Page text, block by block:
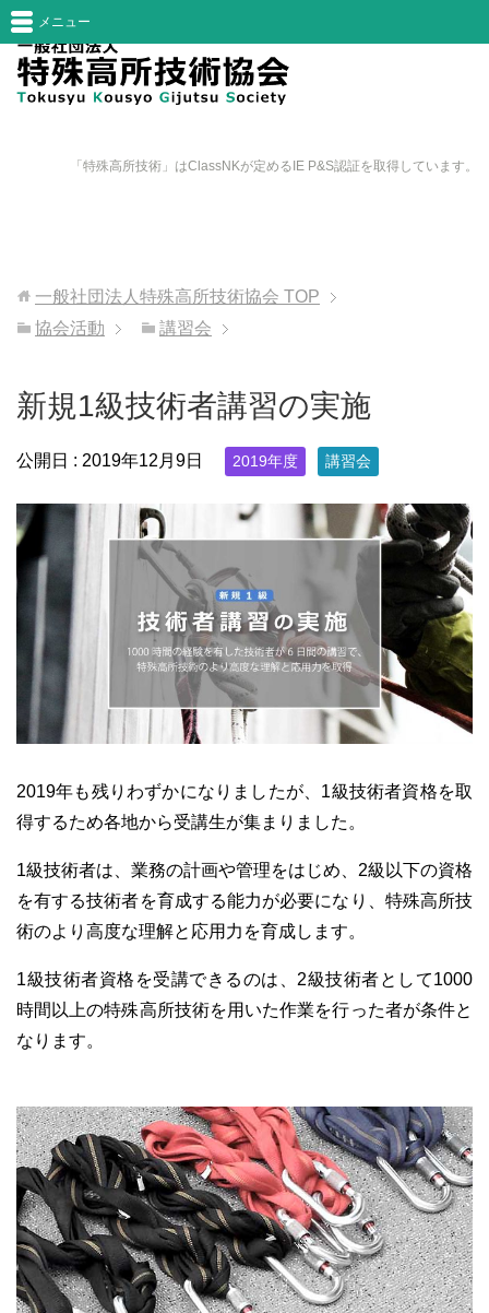
「特殊高所技術」はClassNKが定めるIE P&S認証を取得しています。
メニュー
一般社団法人特殊高所技術協会 TOP
協会活動
講習会
新規1級技術者講習の実施
公開日 : 2019年12月9日 2019年度 講習会
2019年も残りわずかになりましたが、1級技術者資格を取
得するため各地から受講生が集まりました。
1級技術者は、業務の計画や管理をはじめ、2級以下の資格
を有する技術者を育成する能力が必要になり、特殊高所技
術のより高度な理解と応用力を育成します。
1級技術者資格を受講できるのは、2級技術者として1000
時間以上の特殊高所技術を用いた作業を行った者が条件と
なります。